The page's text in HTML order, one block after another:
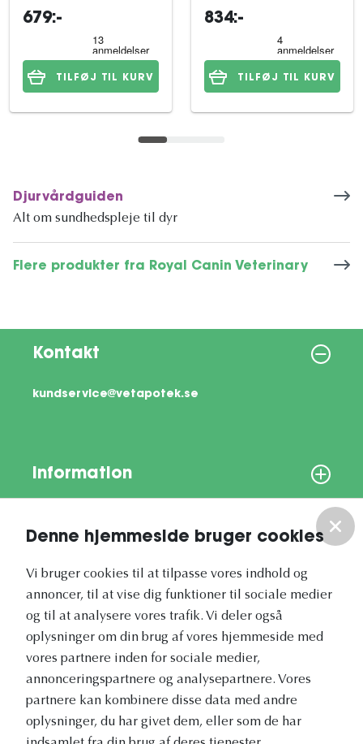
Denne hjemmeside bruger cookies
Vi bruger cookies til at tilpasse vores indhold og
annoncer, til at vise dig funktioner til sociale medier
og til at analysere vores trafik. Vi deler også
oplysninger om din brug af vores hjemmeside med
vores partnere inden for sociale medier,
annonceringspartnere og analysepartnere. Vores
partnere kan kombinere disse data med andre
oplysninger, du har givet dem, eller som de har
679:-
TILFØJ TIL KURV
834:-
TILFØJ TIL KURV
Djurvårdguiden
Alt om sundhedspleje til dyr
Flere produkter fra Royal Canin Veterinary
Kontakt
kundservice@vetapotek.se
Information
Vores nyhedsbrev
Vetapotek.dk er en del af
Evidensia
Dyresundhedspleje